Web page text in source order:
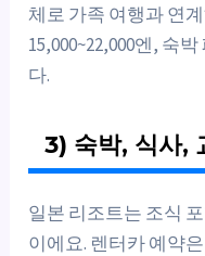
체로 가족 여행과 연
15,000~22,000엔, 숙
다.
3) 숙박, 식사,
일본 리조트는 조식
이에요. 렌터카 예약